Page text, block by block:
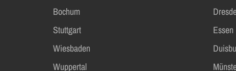
Bochum
Stuttgart
Essen
Wiesbaden
Wuppertal